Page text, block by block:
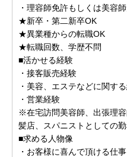
・理容師免許もしくは美容
★新卒・第二新卒OK
★異業種からの転職OK
★転職回数、学歴不問
■活かせる経験
・接客販売経験
・美容、エステなどに関す
・営業経験
※在宅訪問美容師、出張理
髪店、スパニストとしての
■求める人物像
・お客様に喜んで頂ける仕